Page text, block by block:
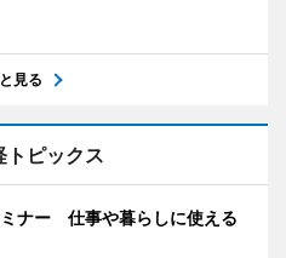
見る
トピックス
ナー 仕事や暮らしに使える